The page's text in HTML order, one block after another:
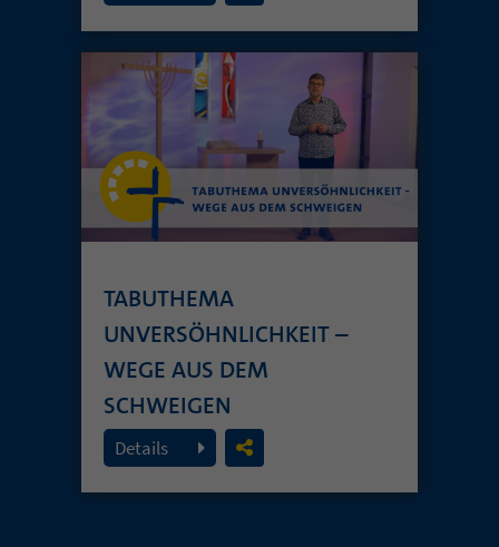
TABUTHEMA
UNVERSÖHNLICHKEIT –
WEGE AUS DEM
SCHWEIGEN
19. Juli 2026
Details